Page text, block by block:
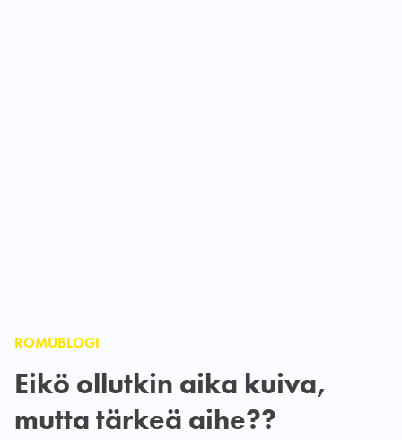
ROMUBLOGI
Eikö ollutkin aika kuiva,
mutta tärkeä aihe??